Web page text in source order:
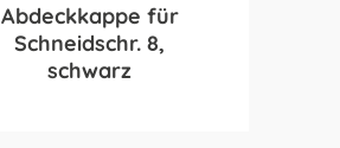
Abdeckkappe für
Schneidschr. 8,
schwarz